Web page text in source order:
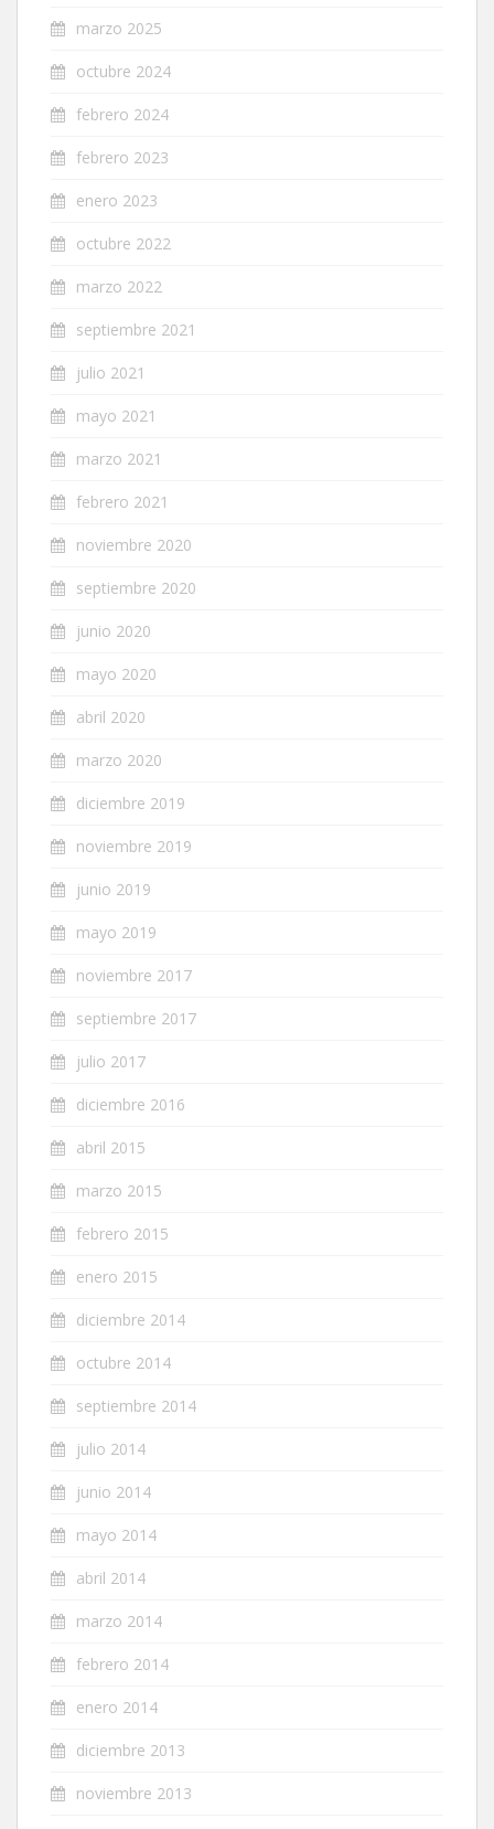
marzo 2025
octubre 2024
febrero 2024
febrero 2023
enero 2023
octubre 2022
marzo 2022
septiembre 2021
julio 2021
mayo 2021
marzo 2021
febrero 2021
noviembre 2020
septiembre 2020
junio 2020
mayo 2020
abril 2020
marzo 2020
diciembre 2019
noviembre 2019
junio 2019
mayo 2019
noviembre 2017
septiembre 2017
julio 2017
diciembre 2016
abril 2015
marzo 2015
febrero 2015
enero 2015
diciembre 2014
octubre 2014
septiembre 2014
julio 2014
junio 2014
mayo 2014
abril 2014
marzo 2014
febrero 2014
enero 2014
diciembre 2013
noviembre 2013